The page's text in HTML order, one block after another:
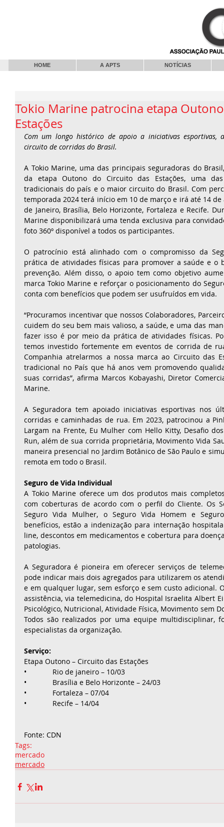
HOME A APTS NOTÍCIAS
Tokio Marine patrocina etapa
Estações
Com um longo histórico de apoio a iniciativas esportivas,
circuito de corridas do Brasil.
A Tokio Marine, uma das principais seguradoras do
da etapa Outono do Circuito das Estações, uma
tradicionais do país e o maior circuito do Brasil. Com
temporada 2024 terá início em 10 de março e irá até 14
de Janeiro, Brasília, Belo Horizonte, Fortaleza e Recife.
Marine disponibilizará uma tenda exclusiva para
foto 360º disponível a todos os participantes.
O patrocínio está alinhado com o compromisso da
prática de atividades físicas para promover a saúde e o
prevenção. Além disso, o apoio tem como objetivo
marca Tokio Marine e reforçar o posicionamento do
conta com benefícios que podem ser usufruídos em vida.
“Procuramos incentivar que nossos Colaboradores,
cuidem do seu bem mais valioso, a saúde, e uma das
fazer isso é por meio da prática de atividades físicas.
temos investido fortemente em eventos de corrida de
Companhia atrelarmos a nossa marca ao Circuito das
tradicional no País que há anos vem promovendo
suas corridas”, afirma Marcos Kobayashi, Diretor
Marine.
A Seguradora tem apoiado iniciativas esportivas nos
corridas e caminhadas de rua. Em 2023, patrocinou a
Largam na Frente, Eu Mulher com Hello Kitty, Desafio
Run, além de sua corrida proprietária, Movimento Vida
maneira presencial no Jardim Botânico de São Paulo e
remota em todo o Brasil.
Seguro de Vida Individual
A Tokio Marine oferece um dos produtos mais
com coberturas de acordo com o perfil do Cliente. Os
Seguro Vida Mulher, o Seguro Vida Homem e
benefícios, estão a indenização para internação
line, descontos em medicamentos e cobertura para
patologias.
A Seguradora é pioneira em oferecer serviços de
pode indicar mais dois agregados para utilizarem os
e em qualquer lugar, sem esforço e sem custo adicional.
assistência, via telemedicina, do Hospital Israelita Albert
Psicológico, Nutricional, Atividade Física, Movimento sem
Todos são realizados por uma equipe multidisciplinar,
especialistas da organização.
Serviço:
Etapa Outono – Circuito das Estações
•             Rio de janeiro – 10/03
•             Brasília e Belo Horizonte – 24/03
•             Fortaleza – 07/04
•             Recife – 14/04
Fonte: CDN
Tags:
mercado
mercado